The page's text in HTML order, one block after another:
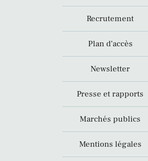
Recrutement
Plan d’accès
Newsletter
Presse et rapports
Marchés publics
Mentions légales